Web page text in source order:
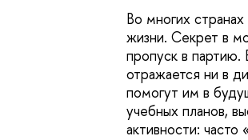
Во многих
жизни. Секрет в
пропуск в партию.
отражается ни в
помогут им в
учебных планов,
активности: